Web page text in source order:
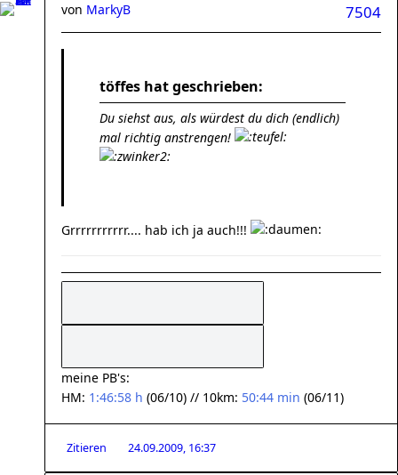
7504
von MarkyB
töffes hat geschrieben:
Du siehst aus, als würdest du dich (endlich)
mal richtig anstrengen!
Grrrrrrrrrrr.... hab ich ja auch!!!
meine PB's:
HM: 1:46:58 h (06/10) // 10km: 50:44 min (06/11)
Zitieren 24.09.2009, 16:37